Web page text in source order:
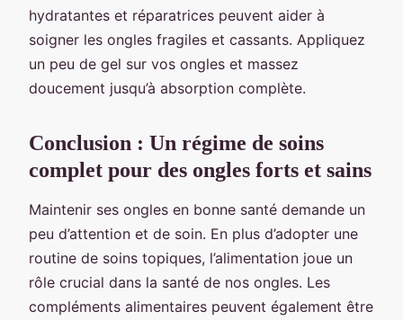
hydratantes et réparatrices peuvent aider à
soigner les ongles fragiles et cassants. Appliquez
un peu de gel sur vos ongles et massez
doucement jusqu’à absorption complète.
Conclusion : Un régime de soins
complet pour des ongles forts et sains
Maintenir ses ongles en bonne santé demande un
peu d’attention et de soin. En plus d’adopter une
routine de soins topiques, l’alimentation joue un
rôle crucial dans la santé de nos ongles. Les
compléments alimentaires peuvent également être